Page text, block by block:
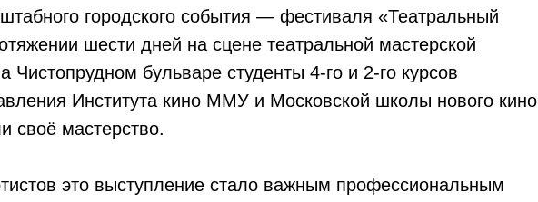
городского события — фестиваля «Театральный
шести дней на сцене театральной мастерской
Чистопрудном бульваре студенты 4-го и 2-го курсов
Института кино ММУ и Московской школы нового кино
своё мастерство.
это выступление стало важным профессиональным